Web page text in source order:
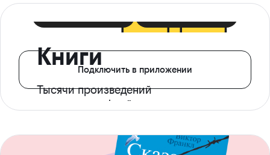
Книги
Тысячи произведений
с доступом офлайн
Подключить в приложении